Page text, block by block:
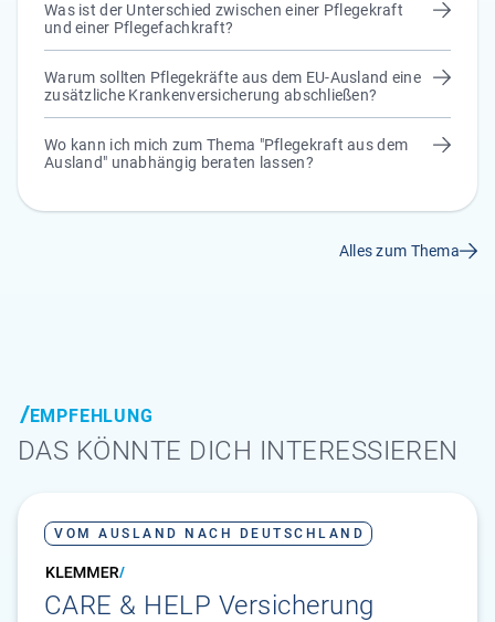
Was ist der Unterschied zwischen einer Pflegekraft
und einer Pflegefachkraft?
Warum sollten Pflegekräfte aus dem EU-Ausland eine
zusätzliche Krankenversicherung abschließen?
Wo kann ich mich zum Thema "Pflegekraft aus dem
Ausland" unabhängig beraten lassen?
Alles zum Thema
EMPFEHLUNG
DAS KÖNNTE DICH INTERESSIEREN
VOM AUSLAND NACH DEUTSCHLAND
CARE & HELP Versicherung